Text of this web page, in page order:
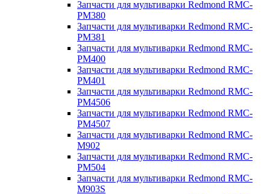
Запчасти для мультиварки Redmond RMC-
PM380
Запчасти для мультиварки Redmond RMC-
PM381
Запчасти для мультиварки Redmond RMC-
PM400
Запчасти для мультиварки Redmond RMC-
PM401
Запчасти для мультиварки Redmond RMC-
PM4506
Запчасти для мультиварки Redmond RMC-
PM4507
Запчасти для мультиварки Redmond RMC-
M902
Запчасти для мультиварки Redmond RMC-
PM504
Запчасти для мультиварки Redmond RMC-
M903S